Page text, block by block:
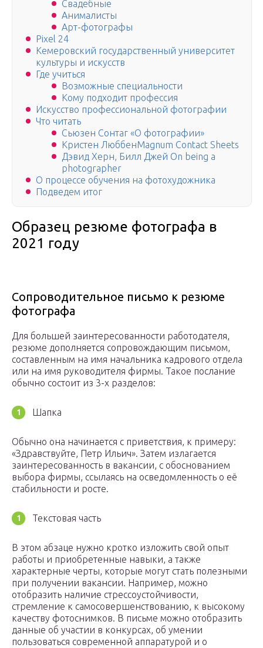
Свадебные
Анималисты
Арт-фотографы
Pixel 24
Кемеровский государственный университет
культуры и искусств
Где учиться
Возможные специальности
Кому подходит профессия
Искусство профессиональной фотографии
Что читать
Сьюзен Сонтаг «О фотографии»
Кристен ЛюббенMagnum Contact Sheets
Дэвид Херн, Билл Джей On being a
photographer
О процессе обучения на фотохудожника
Подведем итог
Образец резюме фотографа в
2021 году
Сопроводительное письмо к резюме
фотографа
Для большей заинтересованности работодателя,
резюме дополняется сопровождающим письмом,
составленным на имя начальника кадрового отдела
или на имя руководителя фирмы. Такое послание
обычно состоит из 3-х разделов:
Шапка
Обычно она начинается с приветствия, к примеру:
«Здравствуйте, Петр Ильич». Затем излагается
заинтересованность в вакансии, с обоснованием
выбора фирмы, ссылаясь на осведомленность о её
стабильности и росте.
Текстовая часть
В этом абзаце нужно кротко изложить свой опыт
работы и приобретенные навыки, а также
характерные черты, которые могут стать полезными
при получении вакансии. Например, можно
отобразить наличие стрессоустойчивости,
стремление к самосовершенствованию, к высокому
качеству фотоснимков. В письме можно отобразить
данные об участии в конкурсах, об умении
пользоваться современной аппаратурой и о